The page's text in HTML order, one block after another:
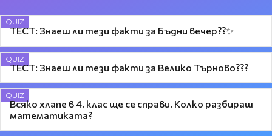
QUIZ
ТЕСТ: Знаеш ли тези факти за Бъдни вечер??✨
QUIZ
ТЕСТ: Знаеш ли тези факти за Велико Търново???
QUIZ
Всяко хлапе в 4. клас ще се справи. Колко разбираш
математиката?